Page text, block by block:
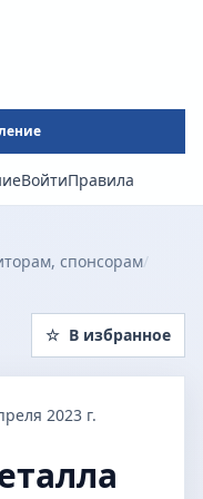
ВойтиПравила
спонсорам/
☆ В избранное
2023 г.